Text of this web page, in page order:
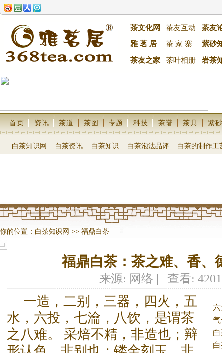
茶文化网 茶友互动
茶友
雅 茗 居
茶 家 寨 紫砂
茶友之家 茶叶相册 岩茶
首页 资讯 茶道 茶图 专题 科技 茶谱 茶具 紫砂
白茶知识网 白茶资讯 白茶知识 白茶泡法品评 白茶的制作工
你的位置： 白茶知识网 >> 福鼎白茶
福鼎白茶：茶之难、香、
来源: 网络 | 查看:
一造，二别，三器，四火，五
水，六投，七瀹，八饮，是谓茶
之八难。
采焙不精，非造也；辩